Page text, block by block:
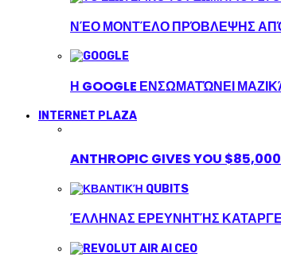
ΝΈΟ ΜΟΝΤΈΛΟ ΠΡΌΒΛΕΨΗΣ ΑΠΌ
Η GOOGLE ΕΝΣΩΜΑΤΏΝΕΙ
INTERNET PLAZA
ANTHROPIC GIVES YOU $85,000
ΈΛΛΗΝΑΣ ΕΡΕΥΝΗΤΉΣ